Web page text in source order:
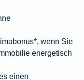
wenn Sie
energetisch
einen